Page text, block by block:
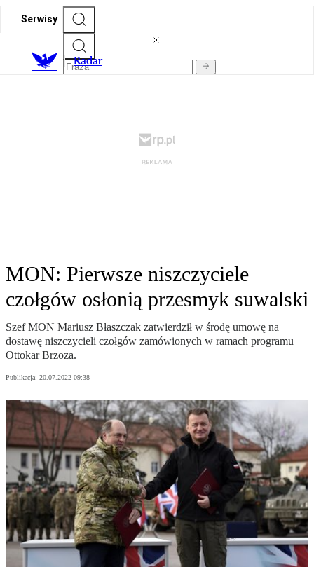
Serwisy
Radar
MON: Pierwsze niszczyciele
czołgów osłonią przesmyk suwalski
Szef MON Mariusz Błaszczak zatwierdził w środę umowę na
dostawę niszczycieli czołgów zamówionych w ramach programu
Ottokar Brzoza.
Publikacja: 20.07.2022 09:38